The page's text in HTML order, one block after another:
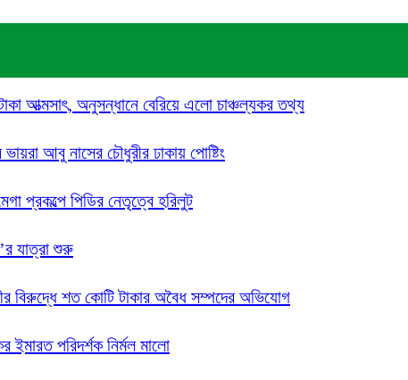
আত্মসাৎ, অনুসন্ধানে বেরিয়ে এলো চাঞ্চল্যকর তথ্য
ভায়রা আবু নাসের চৌধুরীর ঢাকায় পোষ্টিং
প্রকল্পে পিডির নেতৃত্বে হরিলুট
যাত্রা শুরু
বিরুদ্ধে শত কোটি টাকার অবৈধ সম্পদের অভিযোগ
ইমারত পরিদর্শক নির্মল মালো